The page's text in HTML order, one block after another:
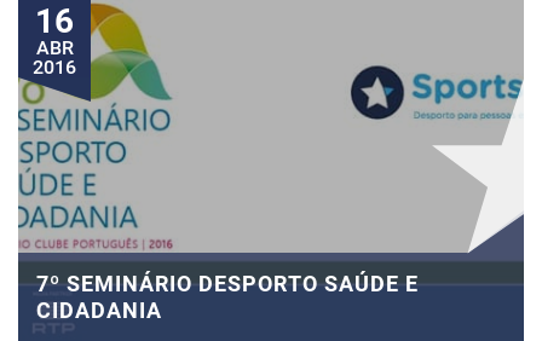
16
ABR
2016
7º SEMINÁRIO DESPORTO SAÚDE E
CIDADANIA